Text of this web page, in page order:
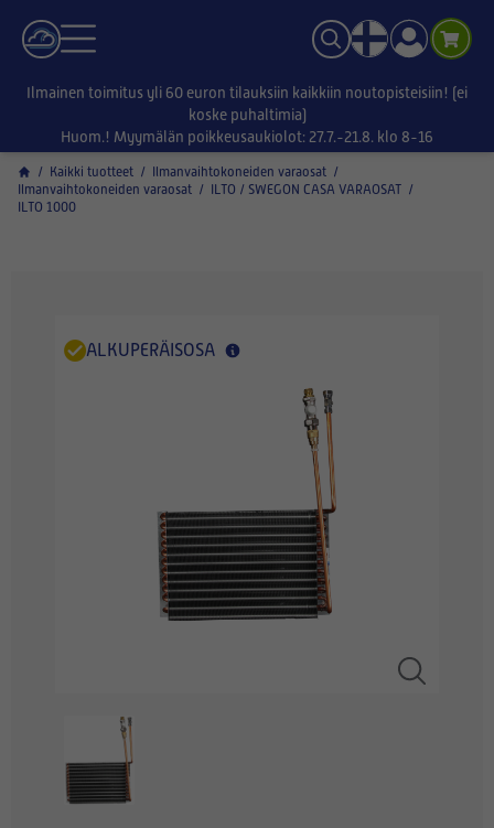
Ilmainen toimitus yli 60 euron tilauksiin kaikkiin noutopisteisiin! (ei
koske puhaltimia)
Huom.! Myymälän poikkeusaukiolot: 27.7.-21.8. klo 8-16
/ Kaikki tuotteet / Ilmanvaihtokoneiden varaosat /
Ilmanvaihtokoneiden varaosat / ILTO / SWEGON CASA VARAOSAT /
ILTO 1000
ALKUPERÄISOSA